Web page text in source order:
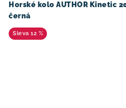
Horské kolo AUTHOR Kinetic
černá
12 %